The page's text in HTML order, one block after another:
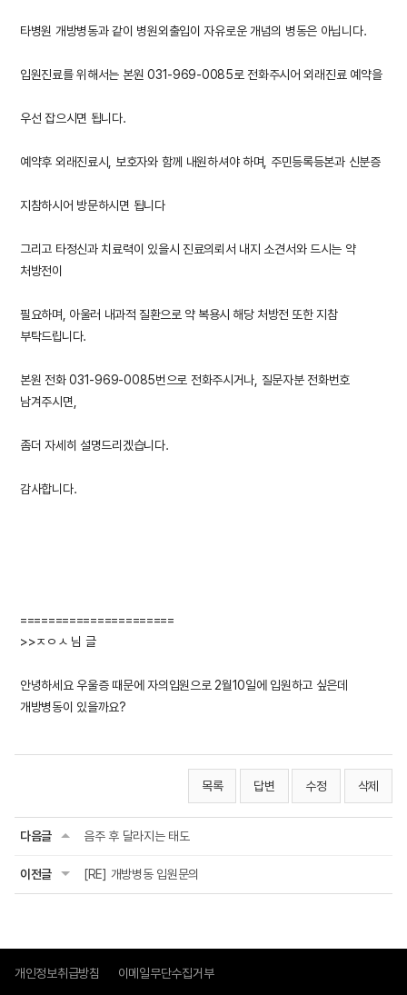
타병원 개방병동과 같이 병원외출입이 자유로운 개념의 병동은 아닙니다.
입원진료를 위해서는 본원 031-969-0085로 전화주시어 외래진료 예약을
우선 잡으시면 됩니다.
예약후 외래진료시, 보호자와 함께 내원하셔야 하며, 주민등록등본과 신분증
지참하시어 방문하시면 됩니다
그리고 타정신과 치료력이 있을시 진료의뢰서 내지 소견서와 드시는 약
처방전이
필요하며, 아울러 내과적 질환으로 약 복용시 해당 처방전 또한 지참
부탁드립니다.
본원 전화 031-969-0085번으로 전화주시거나, 질문자분 전화번호
남겨주시면,
좀더 자세히 설명드리겠습니다.
감사합니다.
======================
>>ㅈㅇㅅ 님 글
안녕하세요 우울증 때문에 자의입원으로 2월10일에 입원하고 싶은데
개방병동이 있을까요?
목록 답변 수정 삭제
다음글 음주 후 달라지는 태도
이전글 [RE] 개방병동 입원문의
개인정보취급방침 이메일무단수집거부